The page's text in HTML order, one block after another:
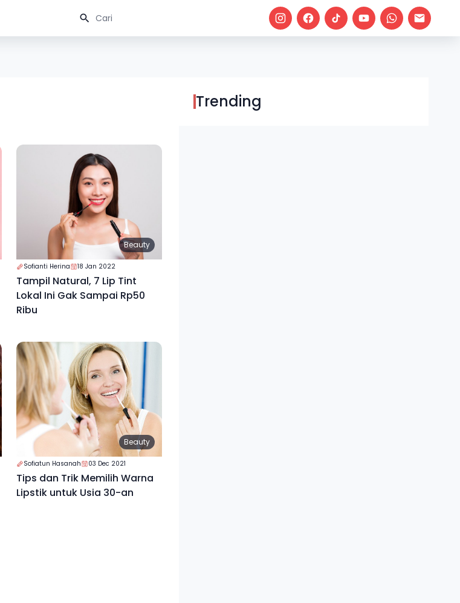
Beauty
Sofianti Herina 18 Jan 2022
Tampil Natural, 7 Lip Tint
Lokal Ini Gak Sampai Rp50
Ribu
Beauty
Sofiatun Hasanah 03 Dec 2021
Tips dan Trik Memilih Warna
Lipstik untuk Usia 30-an
Trending